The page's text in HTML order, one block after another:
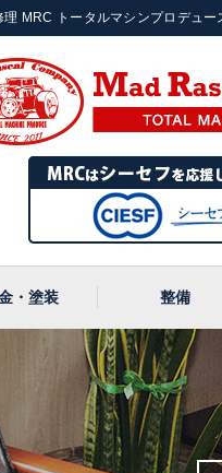
理 MRC トータルマシンプロデュ
・塗装 整備